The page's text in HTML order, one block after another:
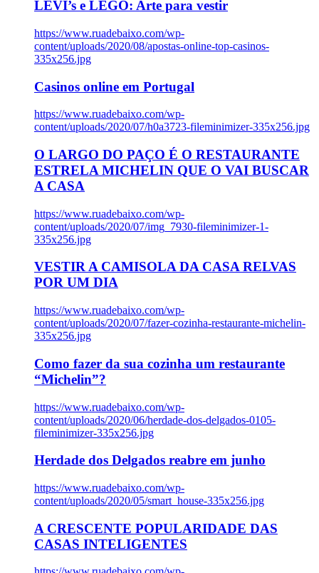
LEVI’s e LEGO: Arte para vestir
https://www.ruadebaixo.com/wp-
content/uploads/2020/08/apostas-online-top-casinos-
335x256.jpg
Casinos online em Portugal
https://www.ruadebaixo.com/wp-
content/uploads/2020/07/h0a3723-fileminimizer-335x256.jpg
O LARGO DO PAÇO É O RESTAURANTE
ESTRELA MICHELIN QUE O VAI BUSCAR
A CASA
https://www.ruadebaixo.com/wp-
content/uploads/2020/07/img_7930-fileminimizer-1-
335x256.jpg
VESTIR A CAMISOLA DA CASA RELVAS
POR UM DIA
https://www.ruadebaixo.com/wp-
content/uploads/2020/07/fazer-cozinha-restaurante-michelin-
335x256.jpg
Como fazer da sua cozinha um restaurante
“Michelin”?
https://www.ruadebaixo.com/wp-
content/uploads/2020/06/herdade-dos-delgados-0105-
fileminimizer-335x256.jpg
Herdade dos Delgados reabre em junho
https://www.ruadebaixo.com/wp-
content/uploads/2020/05/smart_house-335x256.jpg
A CRESCENTE POPULARIDADE DAS
CASAS INTELIGENTES